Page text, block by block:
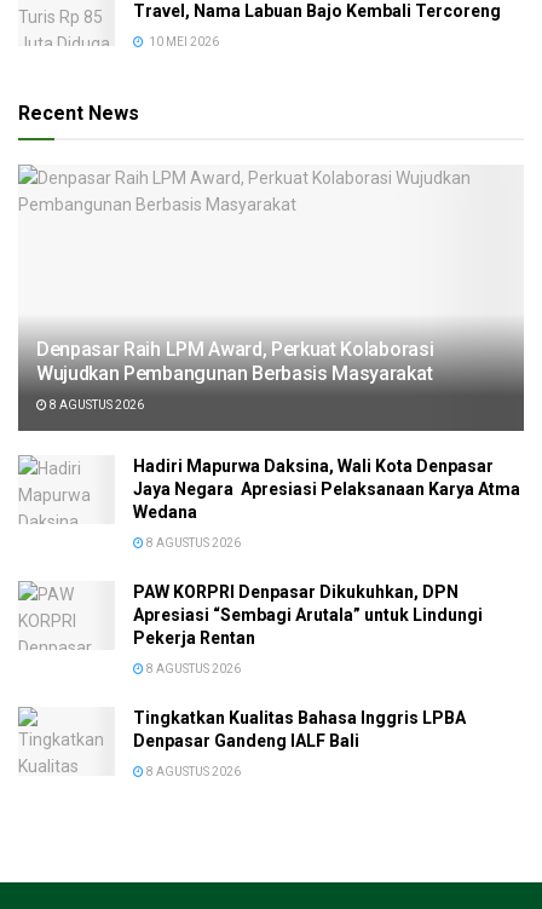
Travel, Nama Labuan Bajo Kembali Tercoreng
10 MEI 2026
Recent News
Denpasar Raih LPM Award, Perkuat Kolaborasi
Wujudkan Pembangunan Berbasis Masyarakat
8 AGUSTUS 2026
Hadiri Mapurwa Daksina, Wali Kota Denpasar
Jaya Negara Apresiasi Pelaksanaan Karya Atma
Wedana
8 AGUSTUS 2026
PAW KORPRI Denpasar Dikukuhkan, DPN
Apresiasi “Sembagi Arutala” untuk Lindungi
Pekerja Rentan
8 AGUSTUS 2026
Tingkatkan Kualitas Bahasa Inggris LPBA
Denpasar Gandeng IALF Bali
8 AGUSTUS 2026